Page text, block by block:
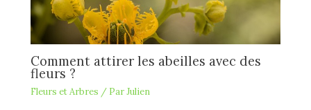
Comment attirer les abeilles avec des
fleurs ?
Fleurs et Arbres / ParJulien